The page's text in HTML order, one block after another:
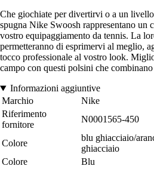
Che giochiate per divertirvi o a un
spugna Nike Swoosh rappresentano un
vostro equipaggiamento da tennis. La
permetteranno di esprimervi al meglio,
tocco professionale al vostro look.
campo con questi polsini che
Informazioni aggiuntive
Marchio
Nike
Riferimento
fornitore
N0001565-450
Colore
blu ghiacciaio/
ghiacciaio
Colore
Blu